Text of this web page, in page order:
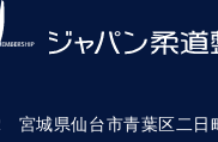
宮城県仙台市青葉区二日